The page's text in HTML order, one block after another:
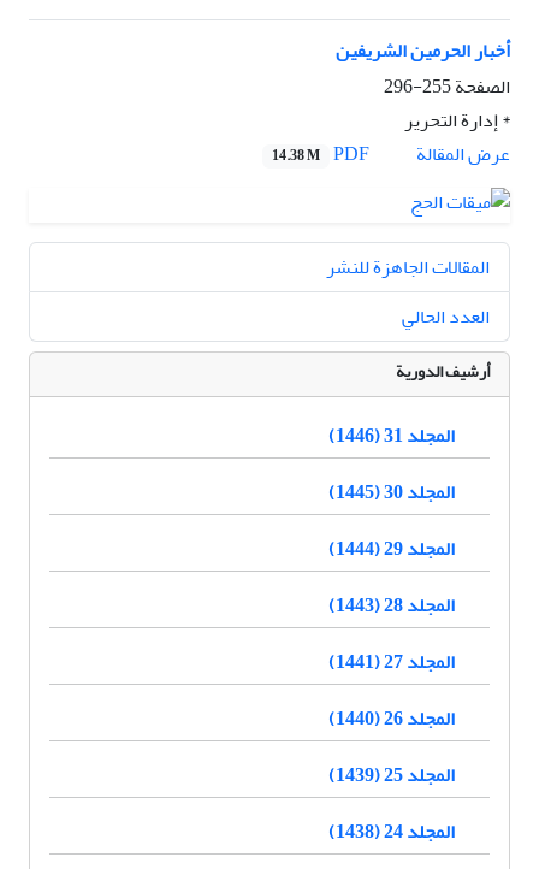
أخبار الحرمين الشريفين
الصفحة255-296
* إدارة التحرير
عرض المقالة
14.38 M
المقالات الجاهزة للنشر
العدد الحالي
أرشيف الدورية
المجلد 31 (1446)
المجلد 30 (1445)
المجلد 29 (1444)
المجلد 28 (1443)
المجلد 27 (1441)
المجلد 26 (1440)
المجلد 25 (1439)
المجلد 24 (1438)